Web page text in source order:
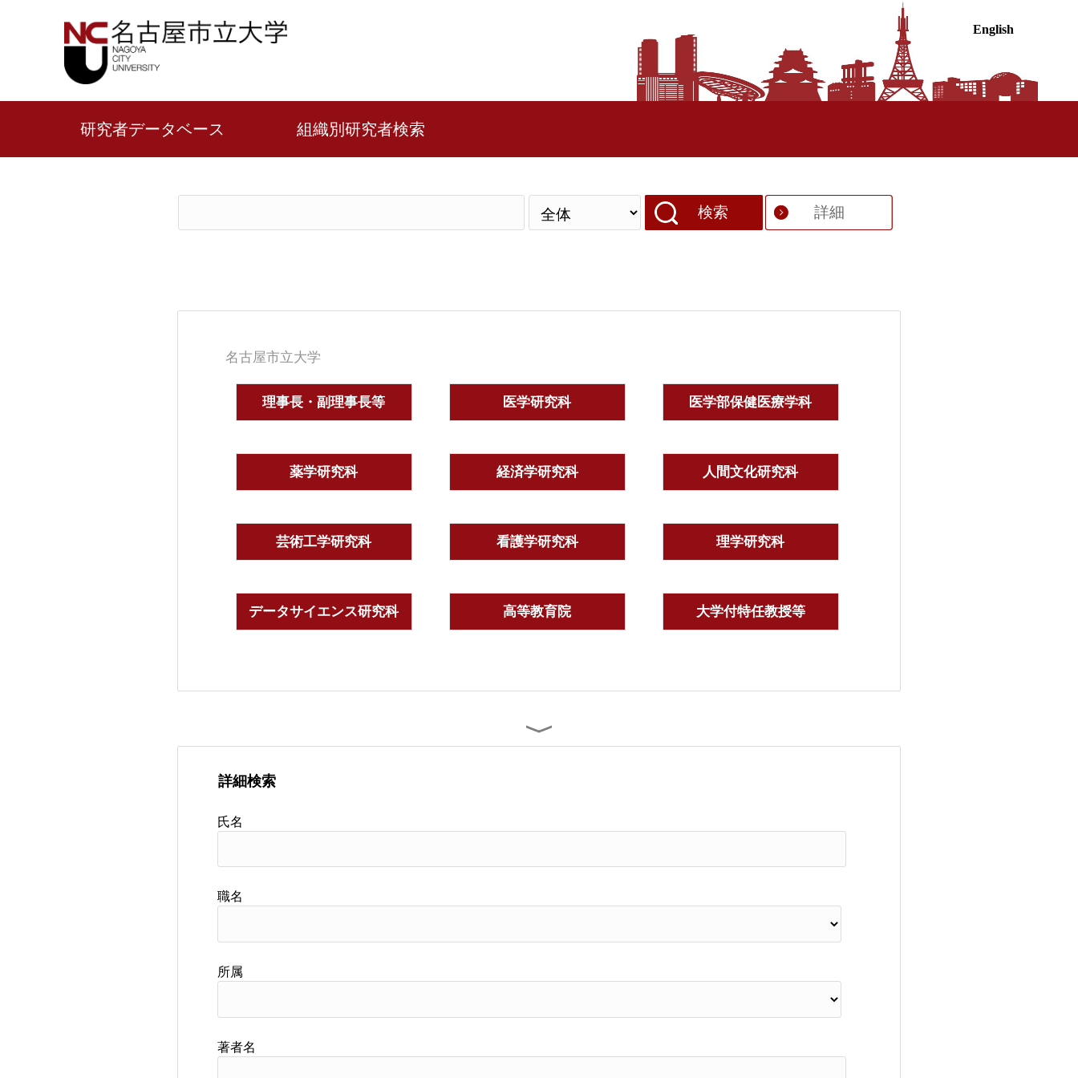
English
研究者データベース 組織別研究者検索
検索 詳細
名古屋市立大学
理事長・副理事長等 医学研究科 医学部保健医療学科
薬学研究科 経済学研究科 人間文化研究科
芸術工学研究科 看護学研究科 理学研究科
データサイエンス研究科 高等教育院 大学付特任教授等
詳細検索
氏名
職名
所属
著者名